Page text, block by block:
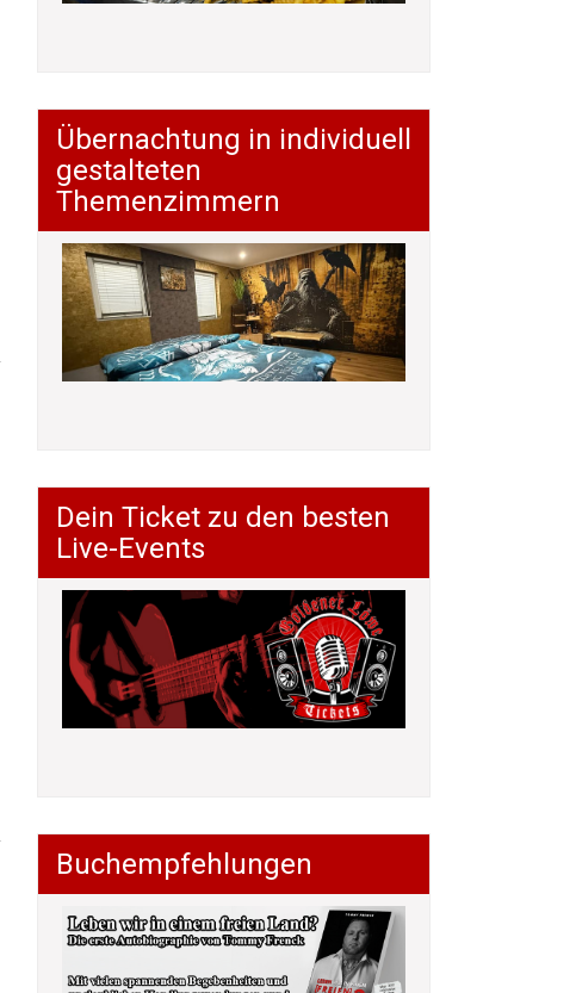
Übernachtung in individuell
gestalteten
Themenzimmern
Dein Ticket zu den besten
Live-Events
Buchempfehlungen